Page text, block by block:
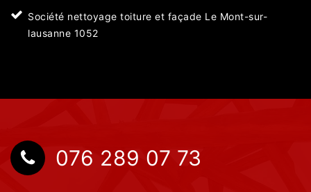
Société nettoyage toiture et façade Le Mont-sur-
lausanne 1052
076 289 07 73